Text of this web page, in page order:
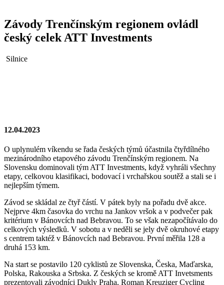
Závody Trenčínským regionem ovládl
český celek ATT Investments
Silnice
12.04.2023
O uplynulém víkendu se řada českých týmů účastnila čtyřdílného
mezinárodního etapového závodu Trenčínským regionem. Na
Slovensku dominovali tým ATT Investments, když vyhráli všechny
etapy, celkovou klasifikaci, bodovací i vrchařskou soutěž a stali se i
nejlepším týmem.
Závod se skládal ze čtyř částí. V pátek byly na pořadu dvě akce.
Nejprve 4km časovka do vrchu na Jankov vršok a v podvečer pak
kritérium v Bánovcích nad Bebravou. To se však nezapočítávalo do
celkových výsledků. V sobotu a v neděli se jely dvě okruhové etapy
s centrem taktéž v Bánovcích nad Bebravou. První měřila 128 a
druhá 153 km.
Na start se postavilo 120 cyklistů ze Slovenska, Česka, Maďarska,
Polska, Rakouska a Srbska. Z českých se kromě ATT Invetsments
prezentovali závodníci Dukly Praha, Roman Kreuziger Cycling